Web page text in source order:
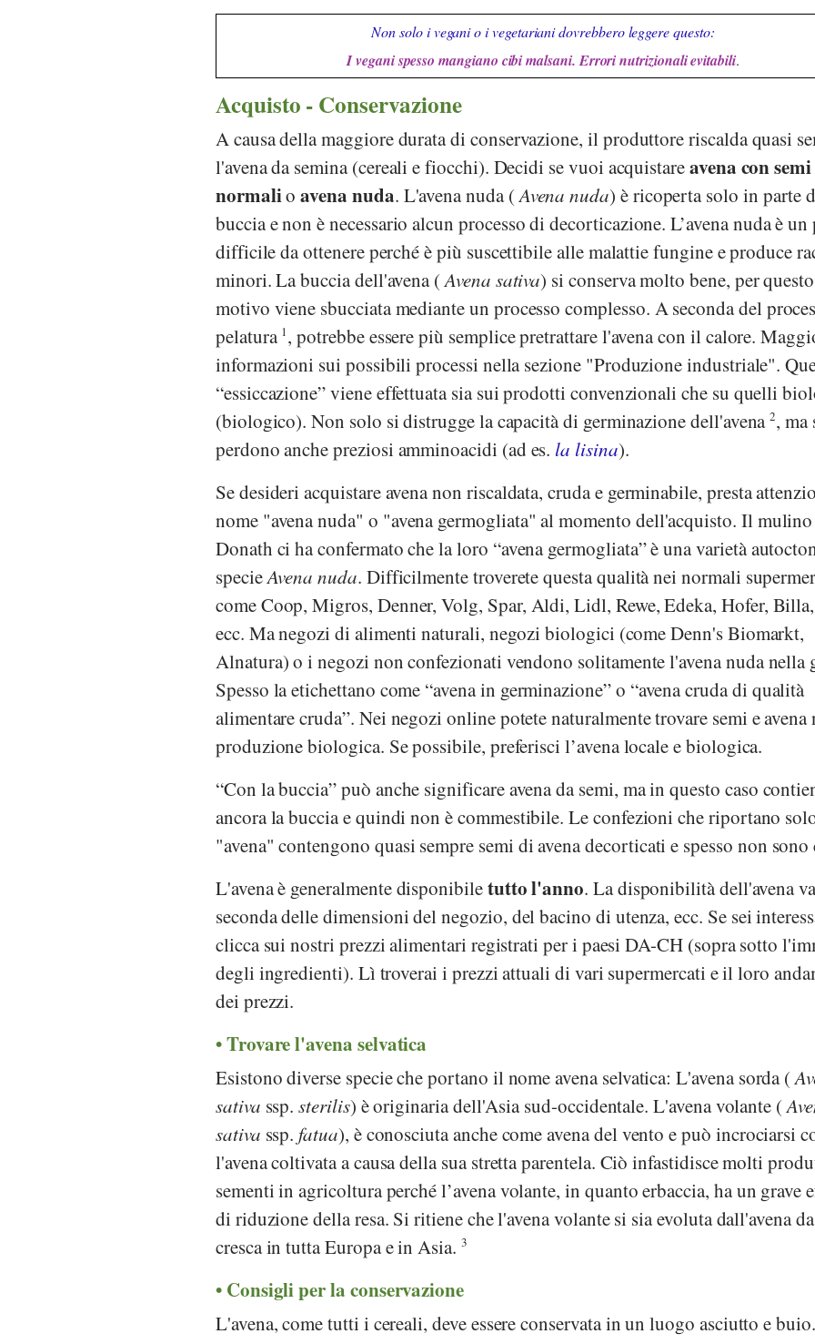
Non solo i vegani o i vegetariani dovrebbero leggere questo:
I vegani spesso mangiano cibi malsani. Errori nutrizionali evitabili.
Acquisto - Conservazione
A causa della maggiore durata di conservazione, il produttore riscalda quasi
l'avena da semina (cereali e fiocchi). Decidi se vuoi acquistareavena con semi
normalioavena nuda. L'avena nuda (Avena nuda) è ricoperta solo in parte
buccia e non è necessario alcun processo di decorticazione. L’avena nuda è un
difficile da ottenere perché è più suscettibile alle malattie fungine e produce
minori. La buccia dell'avena (Avena sativa) si conserva molto bene, per questo
motivo viene sbucciata mediante un processo complesso. A seconda del
pelatura 1 , potrebbe essere più semplice pretrattare l'avena con il calore.
informazioni sui possibili processi nella sezione "Produzione industriale".
“essiccazione” viene effettuata sia sui prodotti convenzionali che su quelli
(biologico). Non solo si distrugge la capacità di germinazione dell'avena2, ma
perdono anche preziosi amminoacidi (ad es. la lisina).
Se desideri acquistare avena non riscaldata, cruda e germinabile, presta
nome "avena nuda" o "avena germogliata" al momento dell'acquisto. Il mulino
Donath ci ha confermato che la loro “avena germogliata” è una varietà
specieAvena nuda. Difficilmente troverete questa qualità nei normali
comeCoop,Migros, Denner,Volg, Spar, Aldi,Lidl, Rewe,Edeka, Hofer, Billa
ecc. Ma negozi di alimenti naturali, negozi biologici (comeDenn's Biomarkt,
Alnatura) o i negozi non confezionati vendono solitamente l'avena nuda nella
Spesso la etichettano come “avena in germinazione” o “avena cruda di qualità
alimentare cruda”. Nei negozi online potete naturalmente trovare semi e avena
produzione biologica. Se possibile, preferisci l’avena locale e biologica.
“Con la buccia” può anche significare avena da semi, ma in questo caso
ancora la buccia e quindi non è commestibile. Le confezioni che riportano
"avena" contengono quasi sempre semi di avena decorticati e spesso non
L'avena è generalmente disponibiletutto l'anno. La disponibilità dell'avena
seconda delle dimensioni del negozio, del bacino di utenza, ecc. Se sei
clicca sui nostri prezzi alimentari registrati per i paesi DA-CH (sopra sotto
degli ingredienti). Lì troverai i prezzi attuali di vari supermercati e il loro
dei prezzi.
Trovare l'avena selvatica
Esistono diverse specie che portano il nome avena selvatica: L'avena sorda (
sativa ssp.sterilis) è originaria dell'Asia sud-occidentale. L'avena volante (
sativa ssp.fatua), è conosciuta anche come avena del vento e può incrociarsi
l'avena coltivata a causa della sua stretta parentela. Ciò infastidisce molti
sementi in agricoltura perché l’avena volante, in quanto erbaccia, ha un grave
di riduzione della resa. Si ritiene che l'avena volante si sia evoluta dall'avena da
cresca in tutta Europa e in Asia. 3
Consigli per la conservazione
L'avena, come tutti i cereali, deve essere conservata in un luogo asciutto e